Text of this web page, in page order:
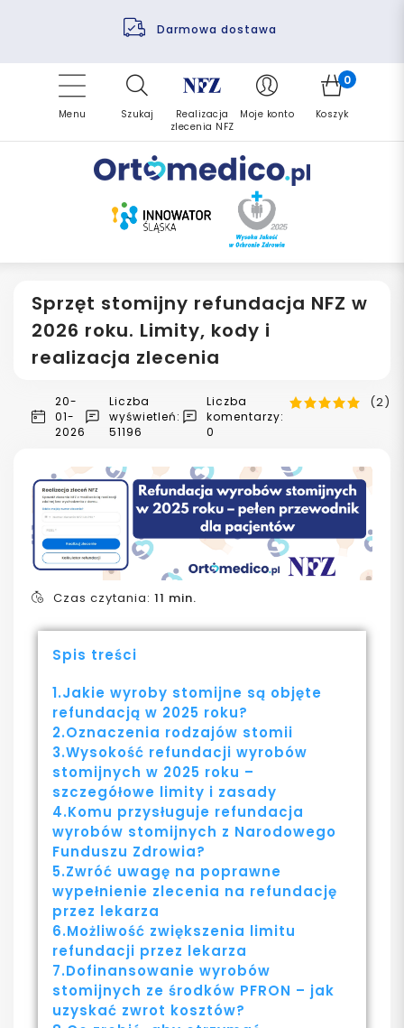
Darmowa dostawa
Pomoc fizjoterapeuty
Finansowanie PFRON
Refundacja NFZ
Zrealizuj zlecenie ponownie
Menu Szukaj
Realizacja
zlecenia NFZ
Moje konto
0
Koszyk
Sprzęt stomijny refundacja NFZ w
2026 roku. Limity, kody i
realizacja zlecenia
20-
01-
2026
Liczba
wyświetleń:
51196
Liczba
komentarzy:
0
(2)
Czas czytania: 11 min.
Spis treści
1.Jakie wyroby stomijne są objęte
refundacją w 2025 roku?​
2.Oznaczenia rodzajów stomii
3.Wysokość refundacji wyrobów
stomijnych w 2025 roku –
szczegółowe limity i zasady
4.Komu przysługuje refundacja
wyrobów stomijnych z Narodowego
Funduszu Zdrowia?
5.Zwróć uwagę na poprawne
wypełnienie zlecenia na refundację
przez lekarza
6.Możliwość zwiększenia limitu
refundacji przez lekarza
7.Dofinansowanie wyrobów
stomijnych ze środków PFRON – jak
uzyskać zwrot kosztów?